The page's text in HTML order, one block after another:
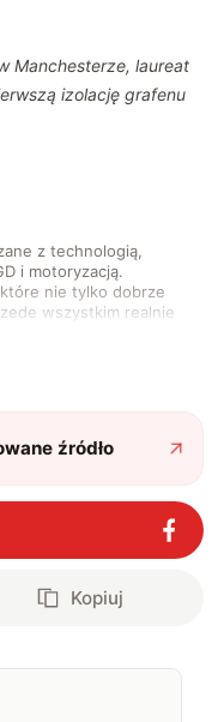
Manchesterze, laureat
izolację grafenu
z technologią,
i motoryzacją.
nie tylko dobrze
wszystkim realnie
i sposób, w jaki
dzień. Ukończyłam
źródło
Kopiuj